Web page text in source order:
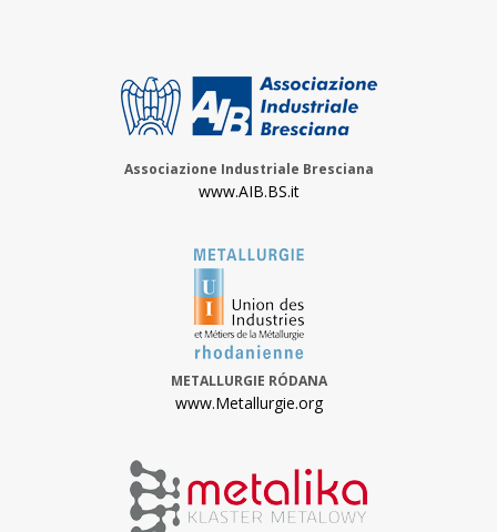
Associazione Industriale Bresciana
www.AIB.BS.it
METALLURGIE RÓDANA
www.Metallurgie.org